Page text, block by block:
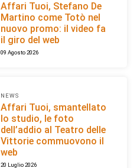
Affari Tuoi, Stefano De
Martino come Totò nel
nuovo promo: il video fa
il giro del web
09 Agosto 2026
NEWS
Affari Tuoi, smantellato
lo studio, le foto
dell’addio al Teatro delle
Vittorie commuovono il
web
20 Luglio 2026